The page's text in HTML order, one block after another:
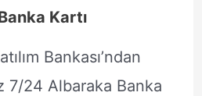
Kartı
Bankası’ndan
7/24 Albaraka Banka